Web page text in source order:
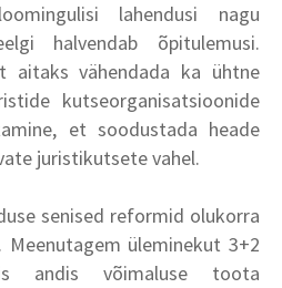
lahendusi nagu
halvendab õpitulemusi.
aitaks vähendada ka ühtne
kutseorganisatsioonide
et soodustada heade
juristikutsete vahel.
senised reformid olukorra
üleminekut 3+2
andis võimaluse toota